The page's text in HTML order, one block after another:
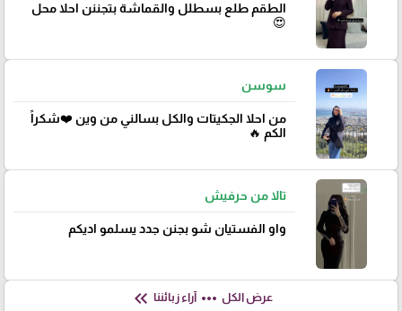
الطقم طلع بسطلل والقماشة بتجننن احلا محل
😍
سوسن
من احلا الجكيتات والكل بسالني من وين ❤️شكراً
الكم 🔥
تالا من حرفيش
واو الفستيان شو بجنن جدد يسلمو اديكم
عرض الكل more_horiz آراء زبائننا keyboard_double_arrow_left